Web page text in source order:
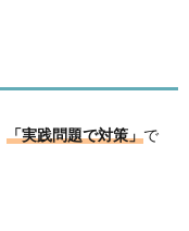
「実践問題で対策」で